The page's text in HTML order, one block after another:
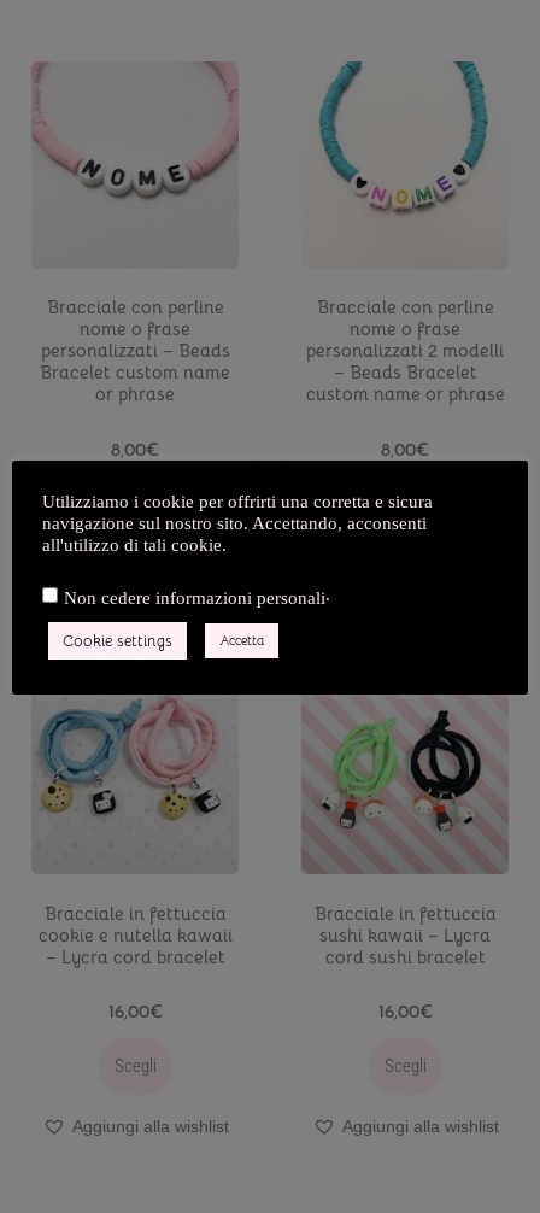
Bracciale con perline
nome o frase
personalizzati – Beads
Bracelet custom name
or phrase
8,00€
Scegli
Bracciale con perline
nome o frase
personalizzati 2 modelli
– Beads Bracelet
custom name or phrase
8,00€
Scegli
Bracciale in fettuccia
cookie e nutella kawaii
– Lycra cord bracelet
16,00€
Scegli
Aggiungi alla wishlist
Bracciale in fettuccia
sushi kawaii – Lycra
cord sushi bracelet
16,00€
Scegli
Aggiungi alla wishlist
Utilizziamo i cookie per offrirti una corretta e sicura
navigazione sul nostro sito. Accettando, acconsenti
all'utilizzo di tali cookie.
Non cedere informazioni personali.
Cookie settings Accetta